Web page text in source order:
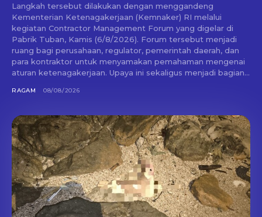
Langkah tersebut dilakukan dengan menggandeng
Kementerian Ketenagakerjaan (Kemnaker) RI melalui
kegiatan Contractor Management Forum yang digelar di
Pabrik Tuban, Kamis (6/8/2026). Forum tersebut menjadi
ruang bagi perusahaan, regulator, pemerintah daerah, dan
para kontraktor untuk menyamakan pemahaman mengenai
aturan ketenagakerjaan. Upaya ini sekaligus menjadi bagian...
RAGAM 08/08/2026